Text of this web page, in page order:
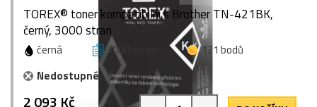
TOREX® toner kompatibilní s Brother TN-421BK,
černý, 3000 stran
černá 3000 stran
121 bodů
Nedostupné
2 093 Kč